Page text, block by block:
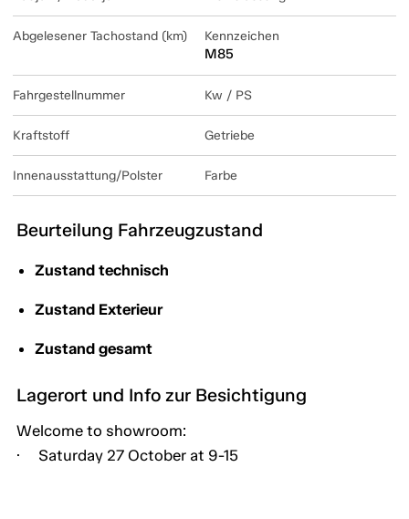
Abgelesener Tachostand (km) Kennzeichen
M85
Fahrgestellnummer Kw / PS
Kraftstoff Getriebe
Innenausstattung/Polster Farbe
Beurteilung Fahrzeugzustand
Zustand technisch
Zustand Exterieur
Zustand gesamt
Lagerort und Info zur Besichtigung
Welcome to showroom:
· Saturday 27 October at 9-15